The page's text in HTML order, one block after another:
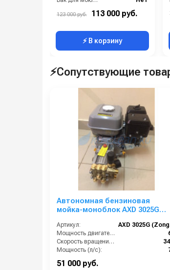
Грязевая фреза:
Доп.опция
123 000 руб. 113 000 руб.
⚡ В корзину
⚡Сопутствующие
Автономная бензиновая
мойка-моноблок AXD 3025G
Артикул:
Мощность двигателя (лс):
Скорость вращения вала (об/мин):
Мощность (л/с):
51 000 руб.